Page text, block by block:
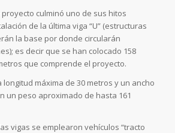
culminó uno de sus hitos
de la última viga “U” (estructuras
la base por donde circularán
es decir que se han colocado 158
que comprende el proyecto.
longitud máxima de 30 metros y un ancho
un peso aproximado de hasta 161
vigas se emplearon vehículos “tracto